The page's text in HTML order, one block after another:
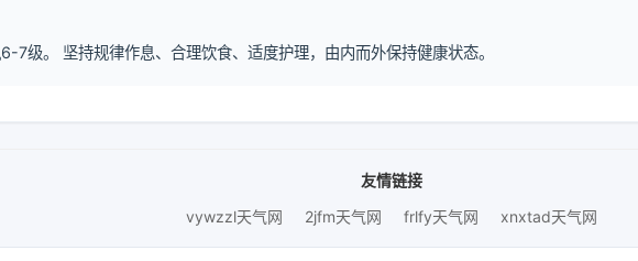
级。 坚持规律作息、合理饮食、适度护理，由内而外保持健康状态。
友情链接
vywzzl天气网
2jfm天气网 frlfy天气网 xnxtad天气网